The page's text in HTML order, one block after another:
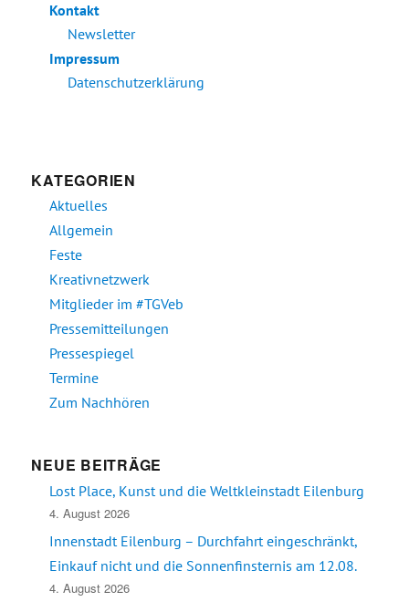
Kontakt
Newsletter
Impressum
Datenschutzerklärung
KATEGORIEN
Aktuelles
Allgemein
Feste
Kreativnetzwerk
Mitglieder im #TGVeb
Pressemitteilungen
Pressespiegel
Termine
Zum Nachhören
NEUE BEITRÄGE
Lost Place, Kunst und die Weltkleinstadt Eilenburg
4. August 2026
Innenstadt Eilenburg – Durchfahrt eingeschränkt,
Einkauf nicht und die Sonnenfinsternis am 12.08.
4. August 2026